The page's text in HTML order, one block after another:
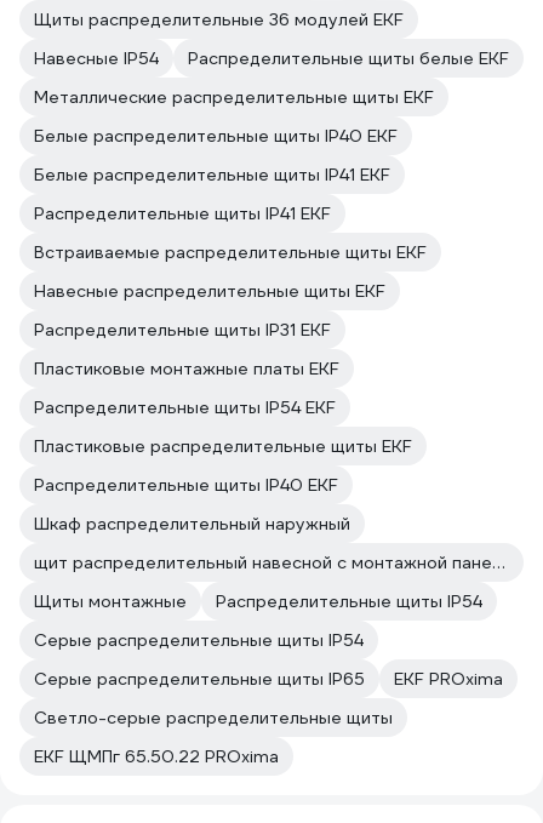
Щиты распределительные 36 модулей EKF
Навесные IP54
Распределительные щиты белые EKF
Металлические распределительные щиты EKF
Белые распределительные щиты IP40 EKF
Белые распределительные щиты IP41 EKF
Распределительные щиты IP41 EKF
Встраиваемые распределительные щиты EKF
Навесные распределительные щиты EKF
Распределительные щиты IP31 EKF
Пластиковые монтажные платы EKF
Распределительные щиты IP54 EKF
Пластиковые распределительные щиты EKF
Распределительные щиты IP40 EKF
Шкаф распределительный наружный
щит распределительный навесной с монтажной панелью ЩРНМ
Щиты монтажные
Распределительные щиты IP54
Серые распределительные щиты IP54
Серые распределительные щиты IP65
EKF PROxima
Светло-серые распределительные щиты
EKF ЩМПг 65.50.22 PROxima